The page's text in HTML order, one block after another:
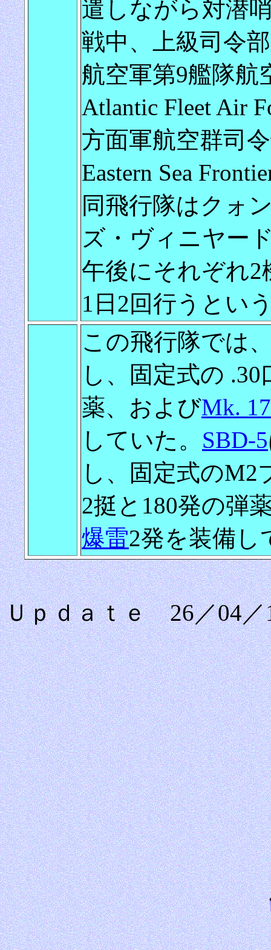
遣しながら対潜
戦中、上級司令
航空軍第9艦隊航
Atlantic Fleet Air
方面軍航空群司
Eastern Sea
同飛行隊はクォ
ズ・ヴィニヤー
午後にそれぞれ2
1日2回行うとい
この飛行隊では
し、固定式の
薬、およびMk.
していた。 SBD-5
し、固定式のM2
2挺と180発の弾
爆雷2発を装備し
Ｕｐｄａｔｅ 26／04／